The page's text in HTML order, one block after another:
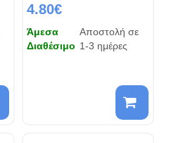
4.80€
Άμεσα
Διαθέσιμο
Αποστολή σε
1-3 ημέρες